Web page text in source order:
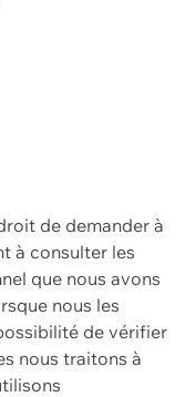
de demander à
à consulter les
que nous avons
nous les
de vérifier
nous traitons à